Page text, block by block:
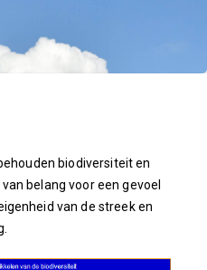
biodiversiteit en
belang voor een gevoel
van de streek en